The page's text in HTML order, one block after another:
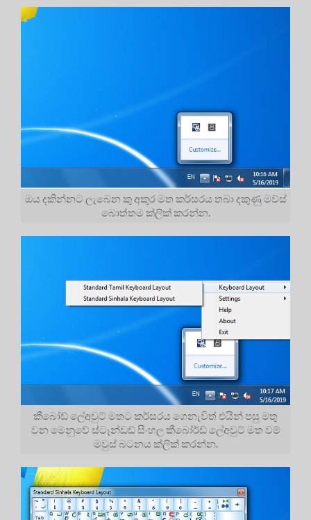
ඔය දකින්නට ලැබෙන කු අකුර මත කර්සරය තබා දකුණු මව්ස්
බොත්තම ක්ලික් කරන්න.
කීබෝඩ් ලේඅවුට් මතට කර්සරය ගෙනැවිත් එයින් පසු මතු
වන මෙනුවේ ස්ටෑන්ඩඩ් සිංහල කීබෝර්ඩ් ලේඅවුට් මත වම්
මවුස් බටනය ක්ලික් කරන්න.